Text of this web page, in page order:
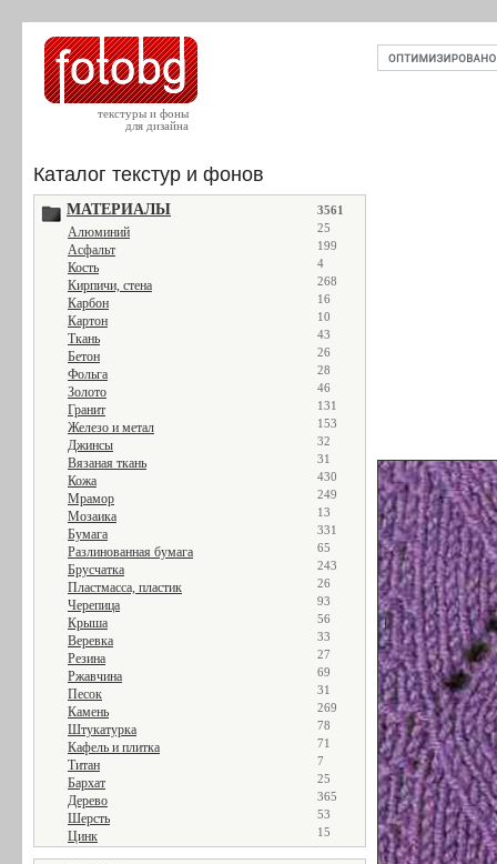
текстуры и фоны
для дизайна
Каталог текстур и фонов
МАТЕРИАЛЫ 3561
Алюминий 25
Асфальт 199
Кость 4
Кирпичи, стена 268
Карбон 16
Картон 10
Ткань 43
Бетон 26
Фольга 28
Золото 46
Гранит 131
Железо и метал 153
Джинсы 32
Вязаная ткань 31
Кожа 430
Мрамор 249
Мозаика 13
Бумага 331
Разлинованная бумага 65
Брусчатка 243
Пластмасса, пластик 26
Черепица 93
Крыша 56
Веревка 33
Резина 27
Ржавчина 69
Песок 31
Камень 269
Штукатурка 78
Кафель и плитка 71
Титан 7
Бархат 25
Дерево 365
Шерсть 53
Цинк 15